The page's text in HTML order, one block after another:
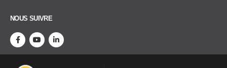
NOUS SUIVRE